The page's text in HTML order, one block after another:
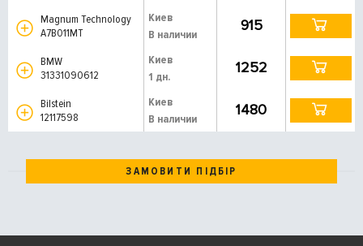
Magnum Technology
A7B011MT
Киев
В наличии
915
BMW
31331090612
Киев
1 дн.
1252
Bilstein
12117598
Киев
В наличии
1480
ЗАМОВИТИ ПІДБІР